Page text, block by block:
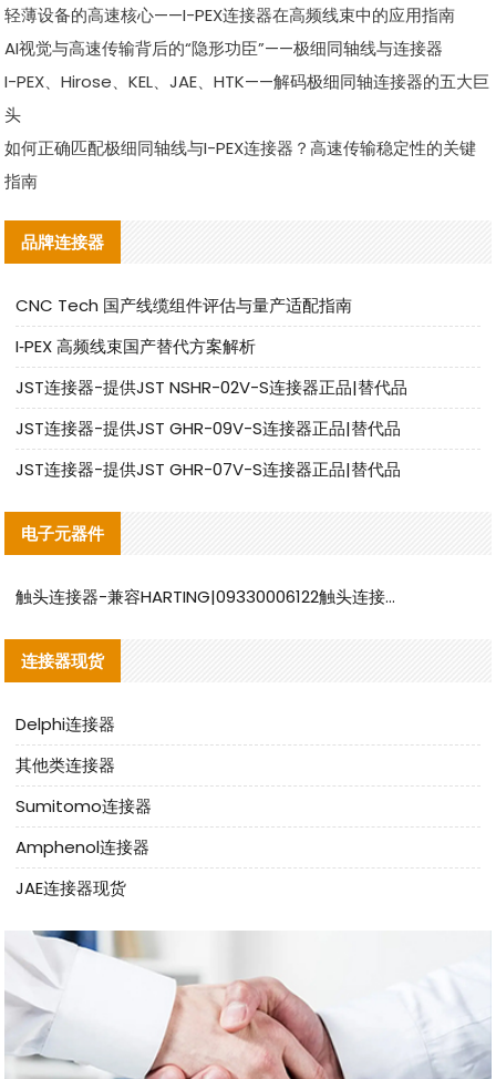
轻薄设备的高速核心——I-PEX连接器在高频线束中的应用指南
AI视觉与高速传输背后的“隐形功臣”——极细同轴线与连接器
I-PEX、Hirose、KEL、JAE、HTK——解码极细同轴连接器的五大巨
头
如何正确匹配极细同轴线与I-PEX连接器？高速传输稳定性的关键
指南
品牌连接器
CNC Tech 国产线缆组件评估与量产适配指南
I‑PEX 高频线束国产替代方案解析
JST连接器-提供JST NSHR-02V-S连接器正品|替代品
JST连接器-提供JST GHR-09V-S连接器正品|替代品
JST连接器-提供JST GHR-07V-S连接器正品|替代品
电子元器件
触头连接器-兼容HARTING|09330006122触头连接器替代品说明
连接器现货
Delphi连接器
其他类连接器
Sumitomo连接器
Amphenol连接器
JAE连接器现货